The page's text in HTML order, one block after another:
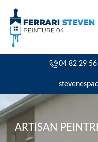
04 82 29
ARTISAN